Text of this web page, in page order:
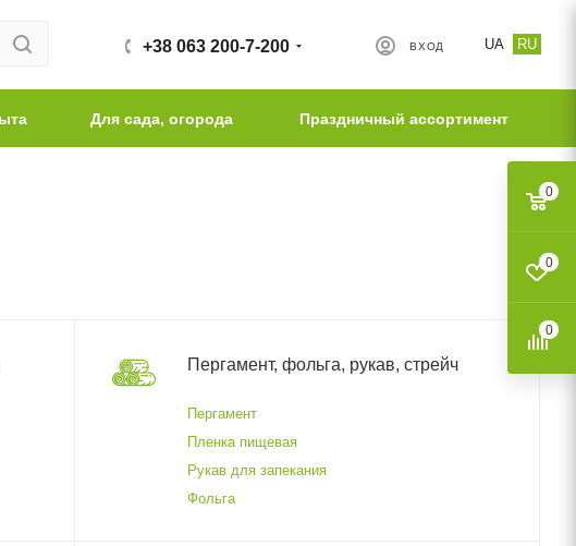
UA RU
ВХОД
+38 063 200-7-200
Для сада, огорода Праздничный ассортимент
Пергамент, фольга, рукав, стрейч
Пергамент
Пленка пищевая
Рукав для запекания
Фольга
0
0
0